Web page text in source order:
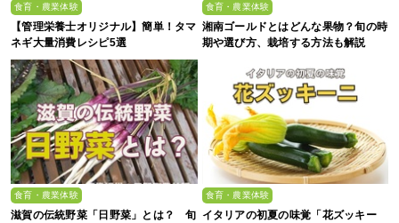
食育・農業体験
【管理栄養士オリジナル】簡単！タマ
ネギ大量消費レシピ5選
食育・農業体験
湘南ゴールドとはどんな果物？旬の時
期や選び方、栽培する方法も解説
食育・農業体験
滋賀の伝統野菜「日野菜」とは？ 旬
食育・農業体験
イタリアの初夏の味覚「花ズッキー